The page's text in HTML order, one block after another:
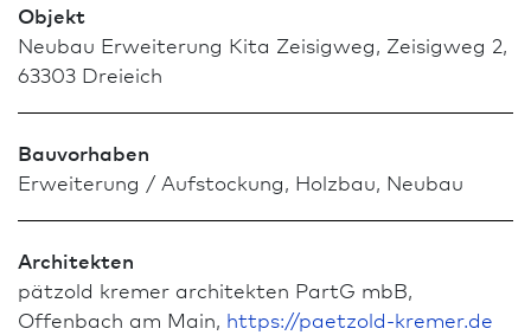
Objekt
Neu­bau Erweiterung Kita Zeisigweg, Zeisigweg 2,
63303 Dreieich
Bauvorhaben
Erweiterung / Aufstockung, Holz­bau, Neu­bau
Architekten
pätzold kremer architekten PartG mbB,
Offenbach am Main, https://paetzold-kremer.de